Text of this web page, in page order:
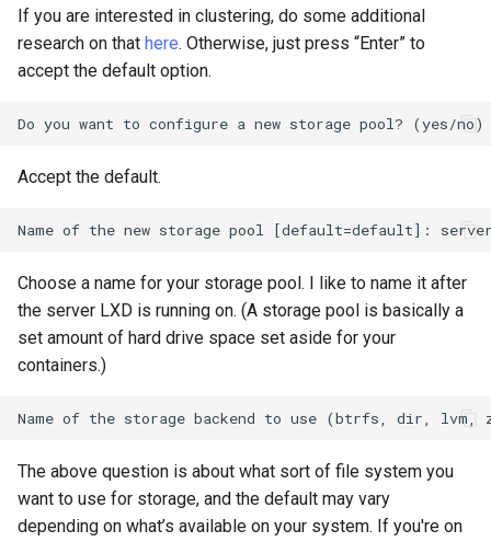
If you are interested in clustering, do some additional
research on that here. Otherwise, just press “Enter” to
accept the default option.
Accept the default.
Choose a name for your storage pool. I like to name it after
the server LXD is running on. (A storage pool is basically a
set amount of hard drive space set aside for your
containers.)
The above question is about what sort of file system you
want to use for storage, and the default may vary
depending on what’s available on your system. If you're on